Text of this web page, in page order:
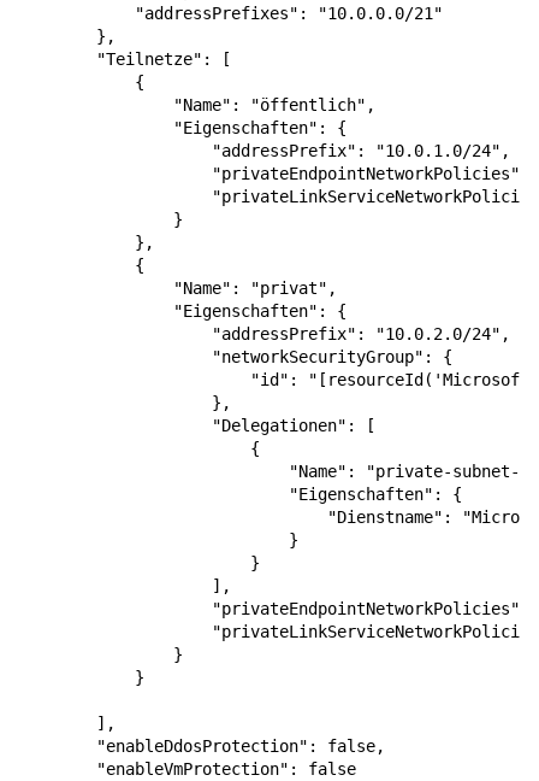
"addressPrefixes" :
"10.0.0.0/21"
},
"Teilnetze" :
[
{
"Name" : "öffentlich" ,
"Eigenschaften" :
{
"addressPrefix" : "10.0.1.0/24" ,
"privateEndpointNetworkPolicies"
}
},
{
"Name" : "privat" ,
"Eigenschaften" :
{
"addressPrefix" : "10.0.2.0/24" ,
"networkSecurityGroup" :
{
"id" :
},
"Delegationen" :
[
{
"Name" :
"private-subnet-
"Eigenschaften" :
{
"Dienstname" :
}
}
],
"privateEndpointNetworkPolicies"
}
}
],
"enableDdosProtection" : false,
"enableVmProtection" :
false